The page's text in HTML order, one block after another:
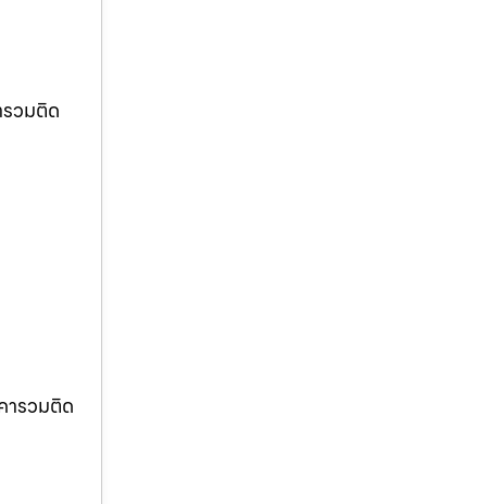
วมติด
ารวมติด